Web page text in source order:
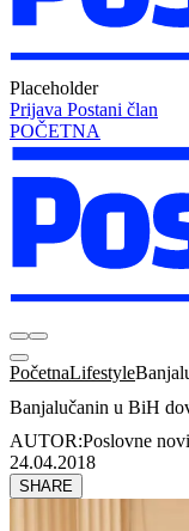
Placeholder
Prijava Postani član
POČETNA
PočetnaLifestyle
Banjalučanin u BiH
AUTOR:Poslovne
24.04.2018
SHARE